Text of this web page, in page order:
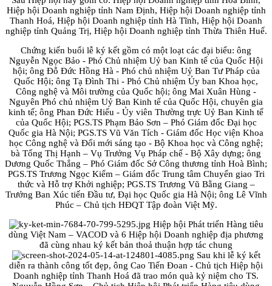
Hiệp hội Doanh nghiệp tỉnh Nam Định, Hiệp hội Doanh nghiệp tỉnh
Thanh Hoá, Hiệp hội Doanh nghiệp tỉnh Hà Tĩnh, Hiệp hội Doanh
nghiệp tỉnh Quảng Trị, Hiệp hội Doanh nghiệp tỉnh Thừa Thiên Huế.
Chứng kiến buổi lễ ký kết gồm có một loạt các đại biểu: ông
Nguyễn Ngọc Bảo - Phó Chủ nhiệm Uỷ ban Kinh tế của Quốc Hội
hội; ông Đỗ Đức Hồng Hà - Phó chủ nhiệm Uỷ Ban Tư Pháp của
Quốc Hội; ông Tạ Đình Thi - Phó Chủ nhiệm Ủy ban Khoa học,
Công nghệ và Môi trường của Quốc hội; ông Mai Xuân Hùng -
Nguyên Phó chủ nhiệm Uỷ Ban Kinh tế của Quốc Hội, chuyên gia
kinh tế; ông Phan Đức Hiếu - Ủy viên Thường trực Uỷ Ban Kinh tế
của Quốc Hội; PGS.TS Phạm Bảo Sơn – Phó Giám đốc Đại học
Quốc gia Hà Nội; PGS.TS Vũ Văn Tích - Giám đốc Học viện Khoa
học Công nghệ và Đổi mới sáng tạo - Bộ Khoa học và Công nghệ;
bà Tống Thị Hạnh – Vụ Trưởng Vụ Pháp chế - Bộ Xây dựng; ông
Dương Quốc Thắng – Phó Giám đốc Sở Công thương tỉnh Hoà Bình;
PGS.TS Trương Ngọc Kiểm – Giám đốc Trung tâm Chuyển giao Tri
thức và Hỗ trợ Khởi nghiệp; PGS.TS Trương Vũ Bằng Giang –
Trưởng Ban Xúc tiến Đầu tư, Đại học Quốc gia Hà Nội; ông Lê Vĩnh
Phúc – Chủ tịch HĐQT Tập đoàn Việt Mỹ.
Hiệp hội Phát triển Hàng tiêu
dùng Việt Nam – VACOD và 6 Hiệp hội Doanh nghiệp địa phương
đã cùng nhau ký kết bản thoả thuận hợp tác chung
Sau khi lễ ký kết
diễn ra thành công tốt đẹp, ông Cao Tiến Đoan - Chủ tịch Hiệp hội
Doanh nghiệp tỉnh Thanh Hoá đã trao món quà kỷ niệm cho TS.